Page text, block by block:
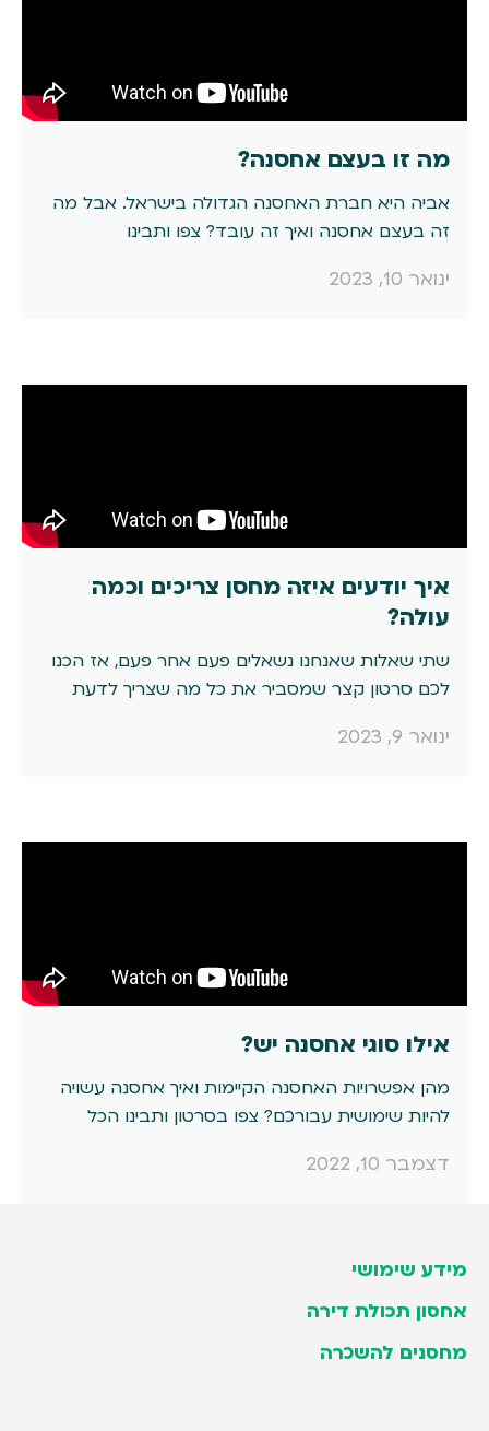
מה זו בעצם אחסנה?
אביה היא חברת האחסנה הגדולה בישראל. אבל מה
זה בעצם אחסנה ואיך זה עובד? צפו ותבינו
ינואר 10, 2023
איך יודעים איזה מחסן צריכים וכמה
עולה?
שתי שאלות שאנחנו נשאלים פעם אחר פעם, אז הכנו
לכם סרטון קצר שמסביר את כל מה שצריך לדעת
ינואר 9, 2023
אילו סוגי אחסנה יש?
מהן אפשרויות האחסנה הקיימות ואיך אחסנה עשויה
להיות שימושית עבורכם? צפו בסרטון ותבינו הכל
דצמבר 10, 2022
מידע שימושי
אודות אביה
הובלה ואחסנה
אחסון תכולת דירה
אחסון תכולת דירה
מחסנים להשכרה